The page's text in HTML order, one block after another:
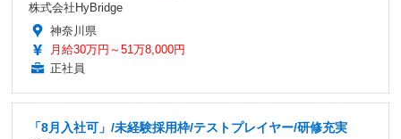
株式会社HyBridge
神奈川県
月給30万円～51万8,000円
正社員
「8月入社可」/未経験採用枠/テストプレイヤー/研修充実